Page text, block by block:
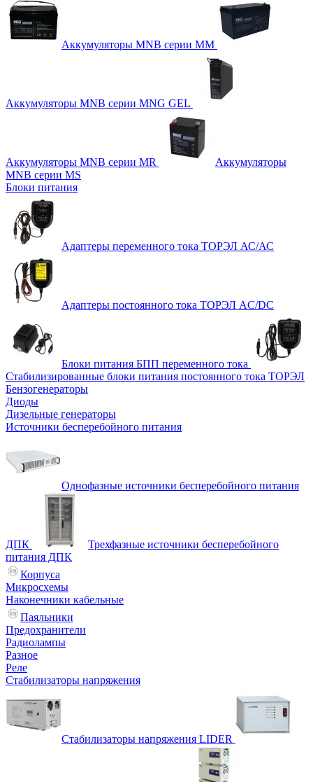
Аккумуляторы MNB серии MM
Аккумуляторы MNB серии MNG GEL
Аккумуляторы MNB серии MR
Аккумуляторы
MNB серии MS
Блоки питания
Адаптеры переменного тока ТОРЭЛ АС/АС
Адаптеры постоянного тока ТОРЭЛ AC/DC
Блоки питания БПП переменного тока
Стабилизированные блоки питания постоянного тока ТОРЭЛ
Бензогенераторы
Диоды
Дизельные генераторы
Источники бесперебойного питания
Однофазные источники бесперебойного питания
ДПК
Трехфазные источники бесперебойного
питания ДПК
Корпуса
Микросхемы
Наконечники кабельные
Паяльники
Предохранители
Радиолампы
Разное
Реле
Стабилизаторы напряжения
Стабилизаторы напряжения LIDER